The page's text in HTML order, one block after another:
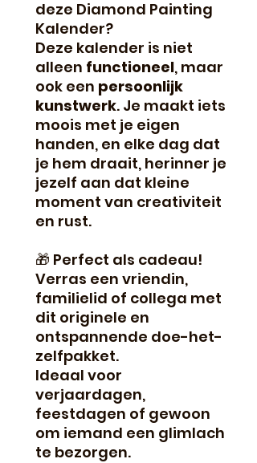
deze Diamond Painting
Kalender?
Deze kalender is niet
alleen functioneel, maar
ook een persoonlijk
kunstwerk. Je maakt iets
moois met je eigen
handen, en elke dag dat
je hem draait, herinner je
jezelf aan dat kleine
moment van creativiteit
en rust.
🎁 Perfect als cadeau!
Verras een vriendin,
familielid of collega met
dit originele en
ontspannende doe-het-
zelfpakket.
Ideaal voor
verjaardagen,
feestdagen of gewoon
om iemand een glimlach
te bezorgen.